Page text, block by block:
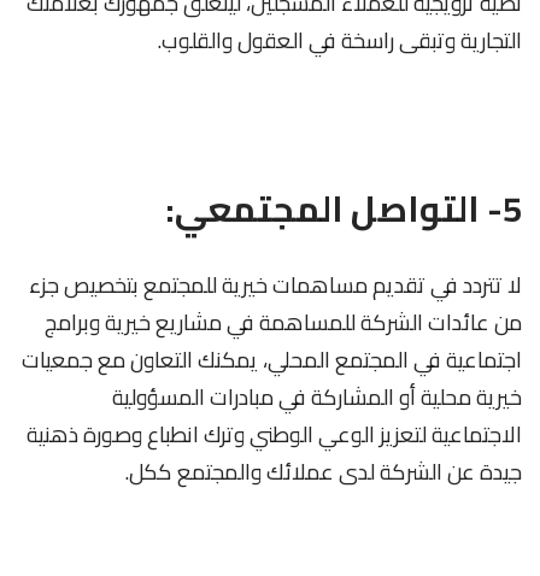
التجارية وتبقى راسخة في العقول والقلوب.
5- التواصل المجتمعي:
لا تتردد في تقديم مساهمات خيرية للمجتمع بتخصيص جزء
من عائدات الشركة للمساهمة في مشاريع خيرية وبرامج
اجتماعية في المجتمع المحلي، يمكنك التعاون مع جمعيات
خيرية محلية أو المشاركة في مبادرات المسؤولية
الاجتماعية لتعزيز الوعي الوطني وترك انطباع وصورة ذهنية
جيدة عن الشركة لدى عملائك والمجتمع ككل.